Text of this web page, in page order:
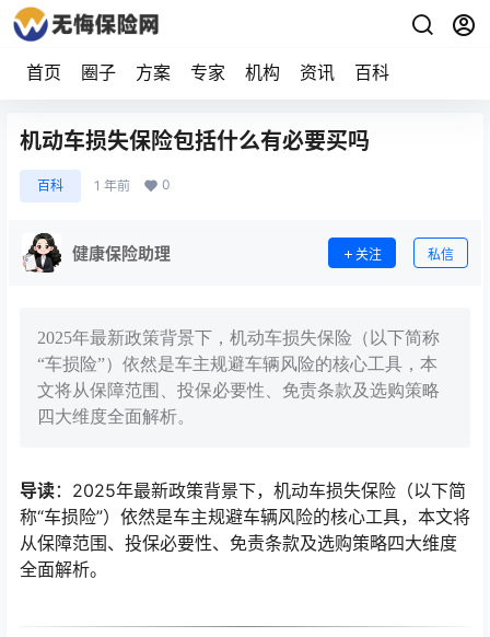
首页 圈子 方案 专家 机构 资讯 百科
机动车损失保险包括什么有必要买吗
百科 1 年前 0
健康保险助理 关注 私信
2025年最新政策背景下，机动车损失保险（以下简称
“车损险”）依然是车主规避车辆风险的核心工具，本
文将从保障范围、投保必要性、免责条款及选购策略
四大维度全面解析。
导读：2025年最新政策背景下，机动车损失保险（以下简
称“车损险”）依然是车主规避车辆风险的核心工具，本文将
从保障范围、投保必要性、免责条款及选购策略四大维度
全面解析。